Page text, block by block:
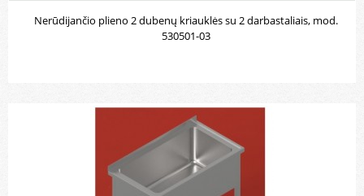
Nerūdijančio plieno 2 dubenų kriauklės su 2 darbastaliais, mod.
530501-03